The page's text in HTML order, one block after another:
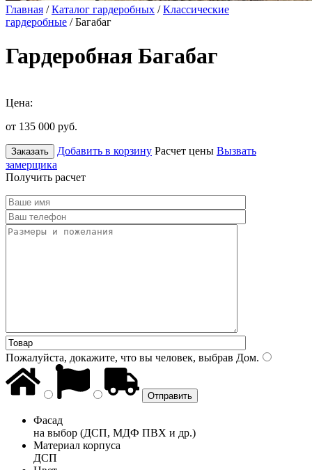
Главная /Каталог гардеробных /Классические
гардеробные / Багабаг
Гардеробная Багабаг
Цена:
от 135 000 руб.
Заказать Добавить в корзину Расчет цены Вызвать
замерщика
Получить расчет
Пожалуйста, докажите, что вы человек, выбрав Дом.
Фасад
на выбор (ДСП, МДФ ПВХ и др.)
Материал корпуса
ДСП